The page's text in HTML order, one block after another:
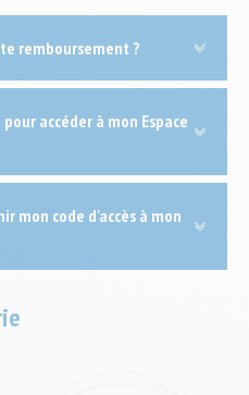
remboursement ?
accéder à mon Espace
mon code d'accès à mon